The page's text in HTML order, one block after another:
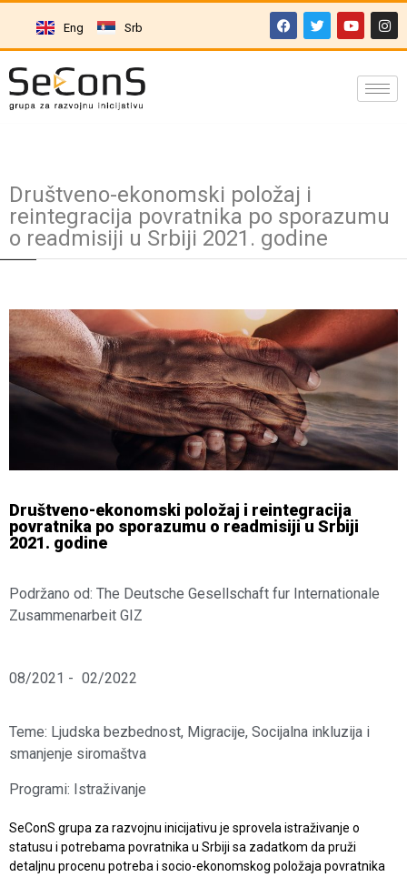
Eng Srb
Društveno-ekonomski položaj i
reintegracija povratnika po sporazumu
o readmisiji u Srbiji 2021. godine
Društveno-ekonomski položaj i reintegracija
povratnika po sporazumu o readmisiji u Srbiji
2021. godine
Podržano od: The Deutsche Gesellschaft fur Internationale
Zusammenarbeit GIZ
08/2021 - 02/2022
Teme: Ljudska bezbednost, Migracije, Socijalna inkluzija i
smanjenje siromaštva
Programi: Istraživanje
SeConS grupa za razvojnu inicijativu je sprovela istraživanje o
statusu i potrebama povratnika u Srbiji sa zadatkom da pruži
detaljnu procenu potreba i socio-ekonomskog položaja povratnika